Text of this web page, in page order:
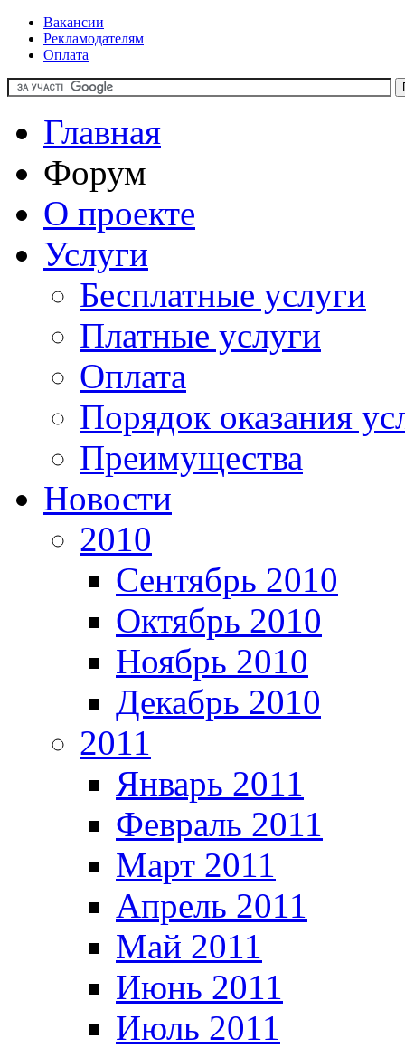
Вакансии
Рекламодателям
Оплата
Главная
Форум
О проекте
Услуги
Бесплатные услуги
Платные услуги
Оплата
Порядок оказания
Преимущества
Новости
2010
Сентябрь 2010
Октябрь 2010
Ноябрь 2010
Декабрь 2010
2011
Январь 2011
Февраль 2011
Март 2011
Апрель 2011
Май 2011
Июнь 2011
Июль 2011